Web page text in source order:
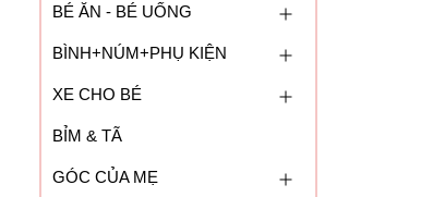
BÉ ĂN - BÉ UỐNG
BÌNH+NÚM+PHỤ KIỆN
XE CHO BÉ
BỈM & TÃ
GÓC CỦA MẸ